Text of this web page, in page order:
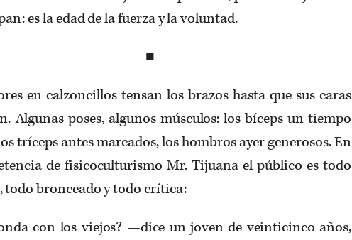
es la edad de la fuerza y la voluntad.
■
en calzoncillos tensan los brazos hasta que sus caras
Algunas poses, algunos músculos: los bíceps un tiempo
tríceps antes marcados, los hombros ayer generosos. En
de fisicoculturismo Mr. Tijuana el público es todo
todo bronceado y todo crítica:
con los viejos? —dice un joven de veinticinco años,